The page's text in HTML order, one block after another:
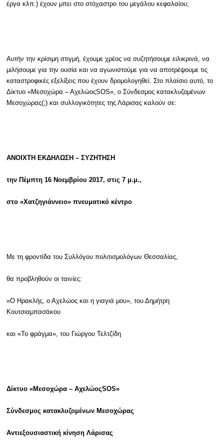
έργα κλπ.) έχουν μπει στο στόχαστρο του μεγάλου κεφαλαίου;
Αυτήν την κρίσιμη στιγμή, έχουμε χρέος να συζητήσουμε ειλικρινά, να
μιλήσουμε για την ουσία και να αγωνιστούμε για να αποτρέψουμε τις
καταστροφικές εξελίξεις που έχουν δρομολογηθεί. Στο πλαίσιο αυτό, το
Δίκτυο «Μεσοχώρα – ΑχελώοςSOS», ο Σύνδεσμος κατακλυζομένων
Μεσοχώρας(;) και συλλογικότητες της Λάρισας καλούν σε:
ΑΝΟΙΧΤΗ ΕΚΔΗΛΩΣΗ – ΣΥΖΗΤΗΣΗ
την Πέμπτη 16 Νοεμβρίου 2017, στις 7 μ.μ.,
στο «Χατζηγιάννειο» πνευματικό κέντρο
Με τη φροντίδα του Συλλόγου πολιτισμολόγων Θεσσαλίας,
θα προβληθούν οι ταινίες:
«Ο Ηρακλής, ο Αχελώος και η γιαγιά μου», του Δημήτρη
Κουτσιαμπασάκου
και «Το φράγμα», του Γιώργου Τελτζίδη
Δίκτυο «Μεσοχώρα – ΑχελώοςSOS»
Σύνδεσμος κατακλυζομένων Μεσοχώρας
Αντιεξουσιαστική κίνηση Λάρισας